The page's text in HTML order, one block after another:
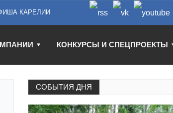
КАРЕЛИИ
КОНКУРСЫ И СПЕЦПРОЕКТЫ
СОБЫТИЯ ДНЯ